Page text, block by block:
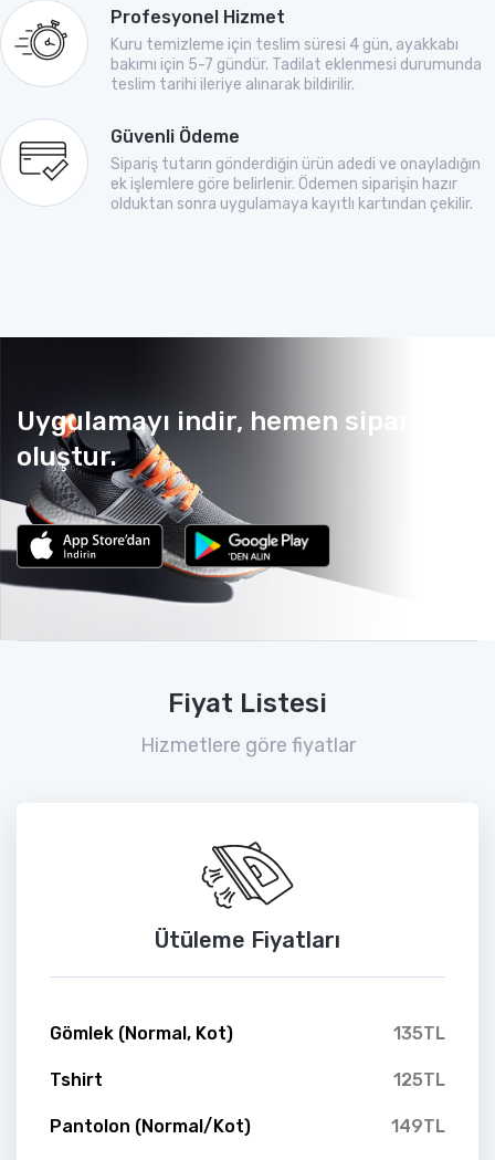
Profesyonel Hizmet
Kuru temizleme için teslim süresi 4 gün, ayakkabı
bakımı için 5-7 gündür. Tadilat eklenmesi durumunda
teslim tarihi ileriye alınarak bildirilir.
Güvenli Ödeme
Sipariş tutarın gönderdiğin ürün adedi ve onayladığın
ek işlemlere göre belirlenir. Ödemen siparişin hazır
olduktan sonra uygulamaya kayıtlı kartından çekilir.
Uygulamayı indir, hemen sipariş
oluştur.
Fiyat Listesi
Hizmetlere göre fiyatlar
Ütüleme Fiyatları
Gömlek (Normal, Kot) 135TL
Tshirt 125TL
Pantolon (Normal/Kot) 149TL